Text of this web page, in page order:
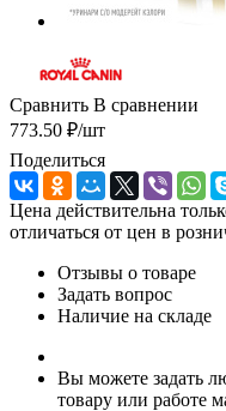
Сравнить В сравнении
773.50 ₽/шт
Поделиться
Цена действительна
отличаться от цен в
Отзывы о товаре
Задать вопрос
Наличие на складе
Вы можете задать
товару или работе